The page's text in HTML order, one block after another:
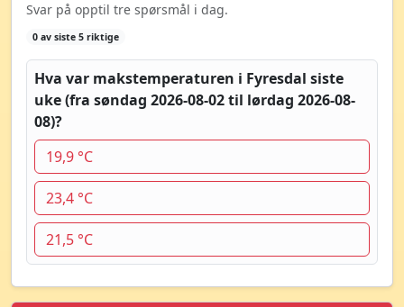
Svar på opptil tre spørsmål i dag.
0 av siste 5 riktige
Hva var makstemperaturen i Fyresdal siste
uke (fra søndag 2026-08-02 til lørdag 2026-08-
08)?
19,9 °C
23,4 °C
21,5 °C